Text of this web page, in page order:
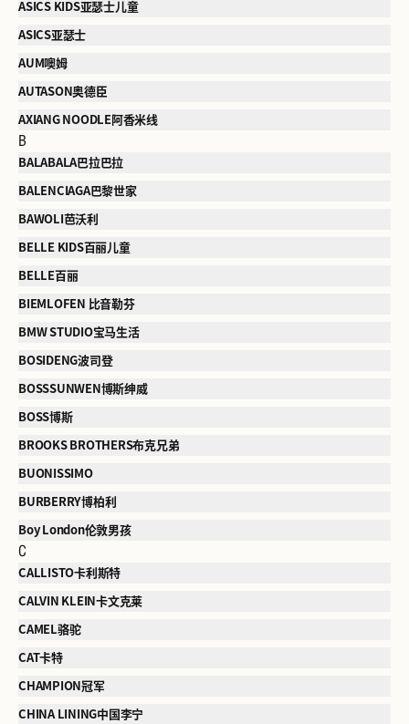
ASICS KIDS亚瑟士儿童
ASICS亚瑟士
AUM噢姆
AUTASON奥德臣
AXIANG NOODLE阿香米线
B
BALABALA巴拉巴拉
BALENCIAGA巴黎世家
BAWOLI芭沃利
BELLE KIDS百丽儿童
BELLE百丽
BIEMLOFEN 比音勒芬
BMW STUDIO宝马生活
BOSIDENG波司登
BOSSSUNWEN博斯绅威
BOSS博斯
BROOKS BROTHERS布克兄弟
BUONISSIMO
BURBERRY博柏利
Boy London伦敦男孩
C
CALLISTO卡利斯特
CALVIN KLEIN卡文克莱
CAMEL骆驼
CAT卡特
CHAMPION冠军
CHINA LINING中国李宁